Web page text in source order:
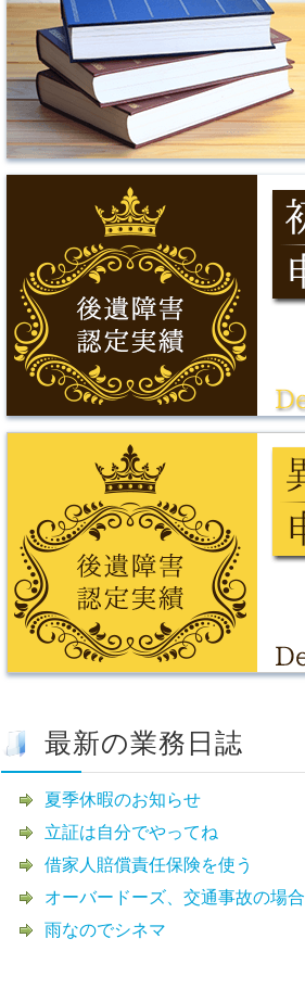
最新の業務日誌
夏季休暇のお知らせ
立証は自分でやってね
借家人賠償責任保険を使う
オーバードーズ、交通事故の場合
雨なのでシネマ